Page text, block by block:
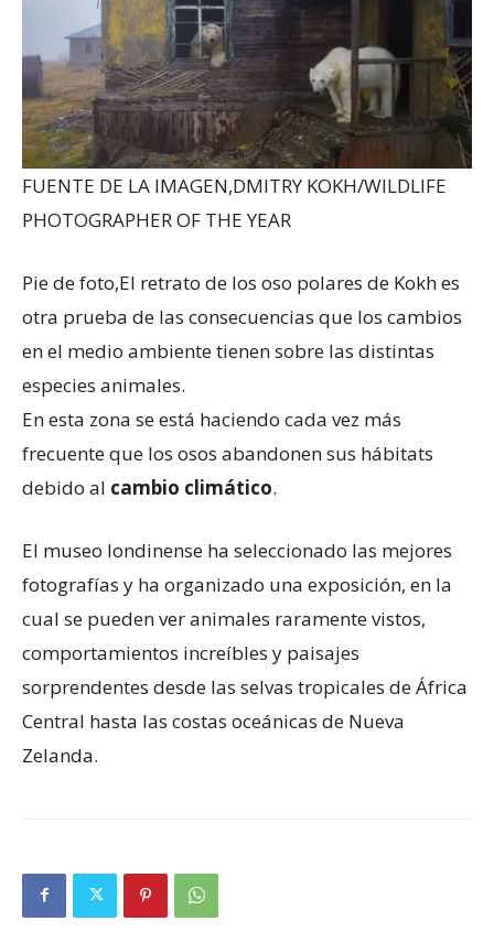
FUENTE DE LA IMAGEN,DMITRY KOKH/WILDLIFE
PHOTOGRAPHER OF THE YEAR
Pie de foto,El retrato de los oso polares de Kokh es
otra prueba de las consecuencias que los cambios
en el medio ambiente tienen sobre las distintas
especies animales.
En esta zona se está haciendo cada vez más
frecuente que los osos abandonen sus hábitats
debido al cambio climático.
El museo londinense ha seleccionado las mejores
fotografías y ha organizado una exposición, en la
cual se pueden ver animales raramente vistos,
comportamientos increíbles y paisajes
sorprendentes desde las selvas tropicales de África
Central hasta las costas oceánicas de Nueva
Zelanda.